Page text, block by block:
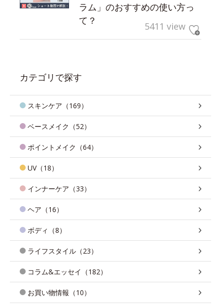
ラム」のおすすめの使い方っ
て？
5411 view
カテゴリで探す
スキンケア（169）
ベースメイク（52）
ポイントメイク（64）
UV（18）
インナーケア（33）
ヘア（16）
ボディ（8）
ライフスタイル（23）
コラム&エッセイ（182）
お買い物情報（10）